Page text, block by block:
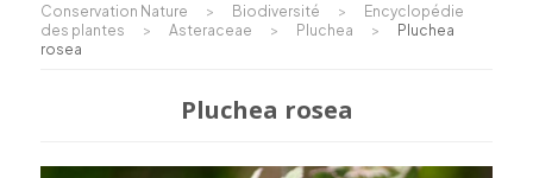
Conservation Nature > Biodiversité >
Encyclopédie
des plantes
> Asteraceae > Pluchea >
Pluchea
rosea
Pluchea rosea